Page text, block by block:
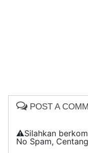
POST A
⚠️Silahkan
No Spam,